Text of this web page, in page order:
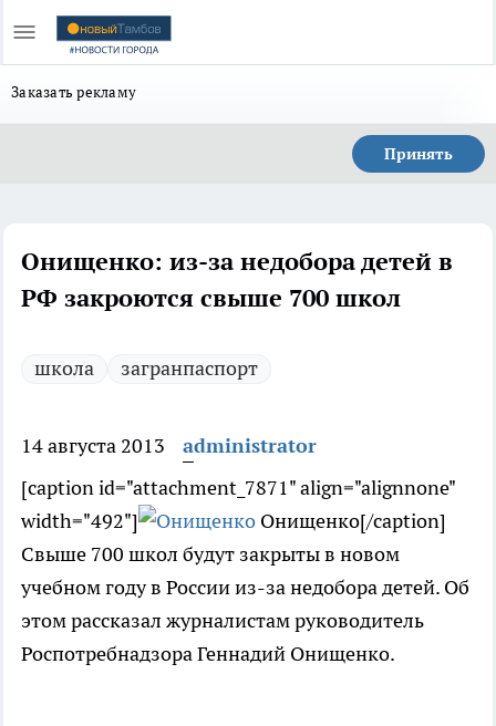
Заказать рекламу
Принять
Онищенко: из-за недобора детей в
РФ закроются свыше 700 школ
школа загранпаспорт
14 августа 2013
administrator
[caption id="attachment_7871" align="alignnone"
width="492"]
Онищенко[/caption]
Свыше 700 школ будут закрыты в новом
учебном году в России из-за недобора детей. Об
этом рассказал журналистам руководитель
Роспотребнадзора Геннадий Онищенко.